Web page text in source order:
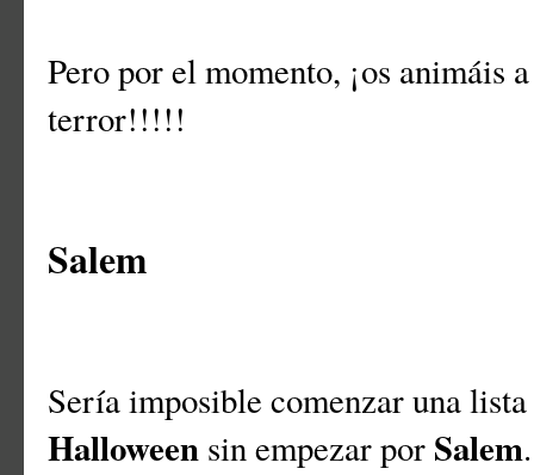
Pero por el momento, ¡os animáis
terror!!!!!
Salem
Sería imposible comenzar una
Halloween sin empezar por Salem.